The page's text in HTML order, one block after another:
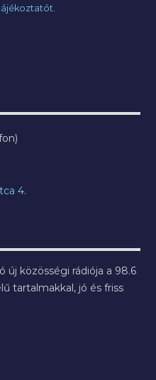
4.
új közösségi rádiója a 98.6
tartalmakkal, jó és friss